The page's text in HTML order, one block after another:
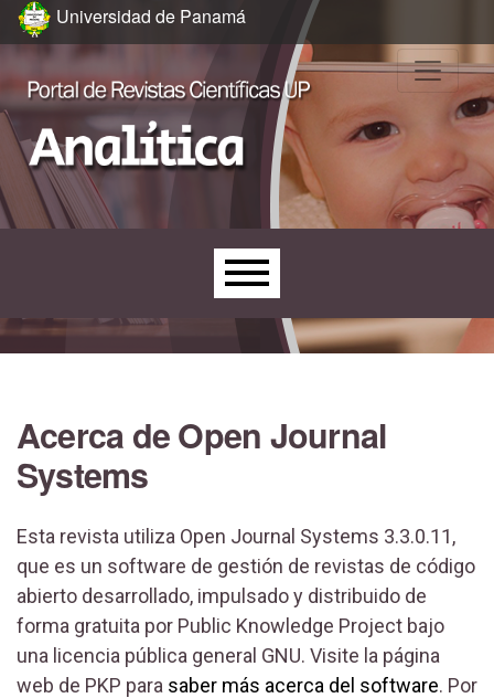
Ir al menú de navegación principal
Ir al contenido principal
Ir al pie de página del sitio
Universidad de Panamá
Menú principal
Acerca de Open Journal
Systems
Esta revista utiliza Open Journal Systems 3.3.0.11,
que es un software de gestión de revistas de código
abierto desarrollado, impulsado y distribuido de
forma gratuita por Public Knowledge Project bajo
una licencia pública general GNU. Visite la página
web de PKP para saber más acerca del software. Por